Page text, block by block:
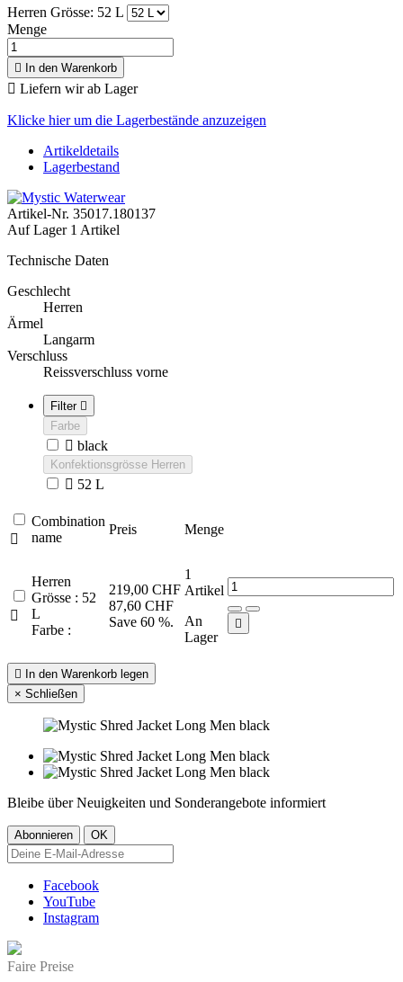
Herren Grösse: 52 L
Menge
 In den Warenkorb
 Liefern wir ab Lager
Klicke hier um die Lagerbestände anzuzeigen
Artikeldetails
Lagerbestand
Artikel-Nr. 35017.180137
Auf Lager 1 Artikel
Technische Daten
Geschlecht
Herren
Ärmel
Langarm
Verschluss
Reissverschluss vorne
Filter 
Farbe
 black
Konfektionsgrösse Herren
 52 L

Combination
name
Preis Menge

Herren
Grösse : 52
L
Farbe :
219,00 CHF
87,60 CHF
Save 60 %.
1
Artikel
An
Lager


In den Warenkorb legen
× Schließen
Bleibe über Neuigkeiten und Sonderangebote informiert
Facebook
YouTube
Instagram
Faire Preise